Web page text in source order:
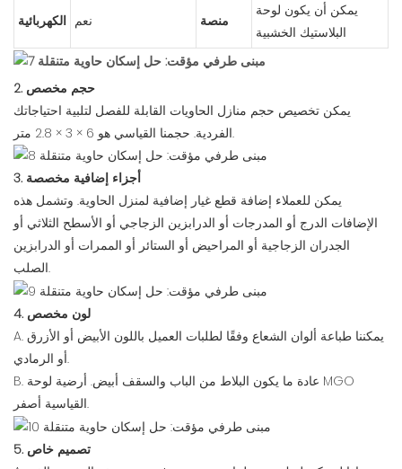
الكهربائية نعم منصة
يمكن أن يكون لوحة
البلاستيك الخشبية
2. حجم مخصص
يمكن تخصيص حجم منازل الحاويات القابلة للفصل لتلبية احتياجاتك
الفردية. حجمنا القياسي هو 6 × 3 × 2.8 متر.
3. أجزاء إضافية مخصصة
يمكن للعملاء إضافة قطع غيار إضافية لمنزل الحاوية. وتشمل هذه
الإضافات الدرج أو المدرجات أو الدرابزين الزجاجي أو الأسطح الثلاثي أو
الجدران الزجاجية أو المراحيض أو الستائر أو الممرات أو الدرابزين
الصلب.
4. لون مخصص
A. يمكننا طباعة ألوان الشعاع وفقًا لطلبات العميل باللون الأبيض أو الأزرق
أو الرمادي.
B. عادة ما يكون البلاط من الباب والسقف أبيض. أرضية لوحة MGO
القياسية أصفر.
5. تصميم خاص